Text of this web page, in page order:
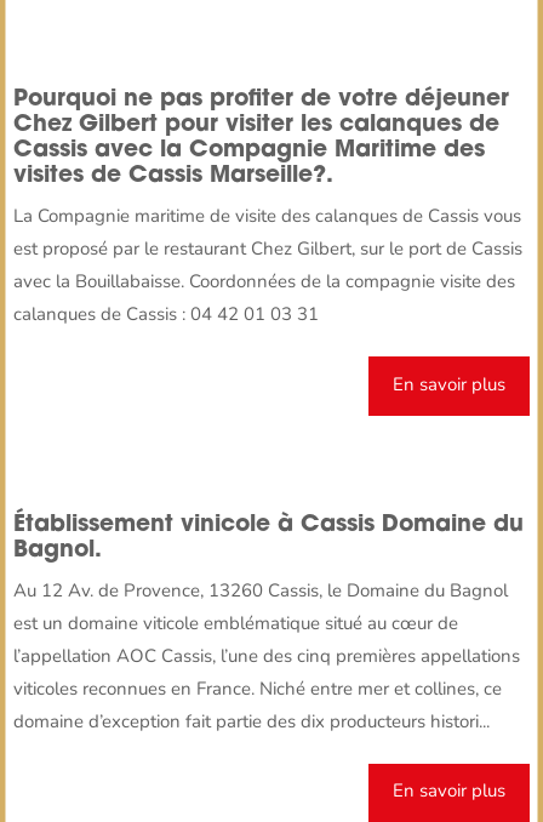
Pourquoi ne pas profiter de votre déjeuner
Chez Gilbert pour visiter les calanques de
Cassis avec la Compagnie Maritime des
visites de Cassis Marseille?.
La Compagnie maritime de visite des calanques de Cassis vous
est proposé par le restaurant Chez Gilbert, sur le port de Cassis
avec la Bouillabaisse. Coordonnées de la compagnie visite des
calanques de Cassis : 04 42 01 03 31
En savoir plus
Établissement vinicole à Cassis Domaine du
Bagnol.
Au 12 Av. de Provence, 13260 Cassis, le Domaine du Bagnol
est un domaine viticole emblématique situé au cœur de
l’appellation AOC Cassis, l’une des cinq premières appellations
viticoles reconnues en France. Niché entre mer et collines, ce
domaine d’exception fait partie des dix producteurs histori...
En savoir plus